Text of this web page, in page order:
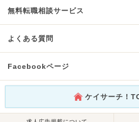
無料転職相談サービス
よくある質問
Facebookページ
ケイサーチ！